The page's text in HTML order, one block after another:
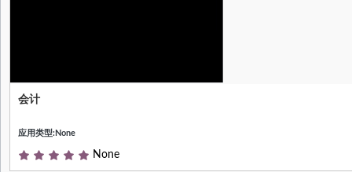
财务报告 资产负债表、损益表、合作伙
款账龄、应付账款账龄、总账、试算
表、税务报告、日记账审计报告
会计
应用类型:None
None